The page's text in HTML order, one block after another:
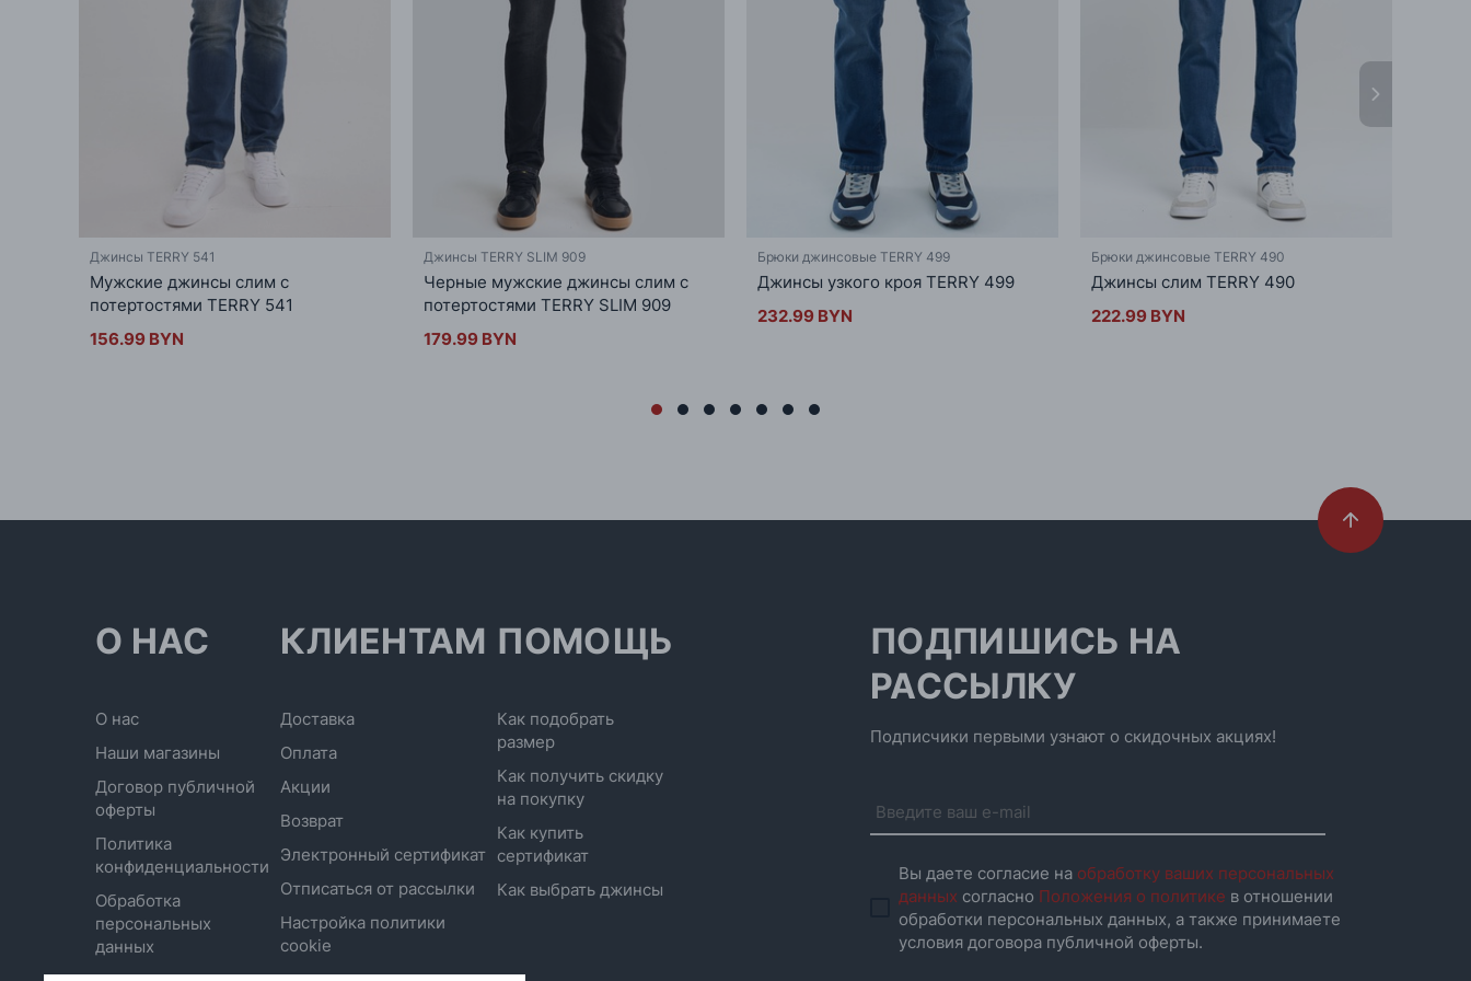
Джинсы TERRY 541
Мужские джинсы слим с
потертостями TERRY 541
156.99 BYN
Джинсы TERRY SLIM 909
Черные мужские джинсы слим с
потертостями TERRY SLIM 909
179.99 BYN
Брюки джинсовые TERRY 499
Джинсы узкого кроя TERRY 499
232.99 BYN
Брюки джинсовые TERRY 490
Джинсы слим TERRY 490
222.99 BYN
О НАС
О нас
Наши магазины
Договор публичной
оферты
Политика
конфиденциальности
Обработка
персональных
данных
КЛИЕНТАМ
Доставка
Оплата
Акции
Возврат
Электронный сертификат
Отписаться от рассылки
Настройка политики
cookie
ПОМОЩЬ
Как подобрать
размер
Как получить скидку
на покупку
Как купить
сертификат
Как выбрать джинсы
ПОДПИШИСЬ НА
РАССЫЛКУ
Подписчики первыми узнают о скидочных акциях!
Вы даете согласие на обработку ваших персональных
данных согласно Положения о политике в отношении
обработки персональных данных, а также принимаете
условия договора публичной оферты.